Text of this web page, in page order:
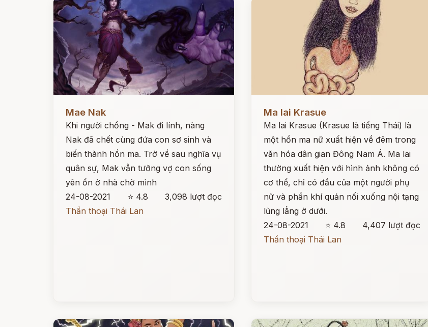
Mae Nak
Khi người chồng - Mak đi lính, nàng
Nak đã chết cùng đứa con sơ sinh và
biến thành hồn ma. Trở về sau nghĩa vụ
quân sự, Mak vẫn tưởng vợ con sống
yên ổn ở nhà chờ mình
24-08-2021
⭐ 4.8
3,098 lượt đọc
Thần thoại Thái Lan
Ma lai Krasue
Ma lai Krasue (Krasue là tiếng Thái) là
một hồn ma nữ xuất hiện về đêm trong
văn hóa dân gian Đông Nam Á. Ma lai
thường xuất hiện với hình ảnh không có
cơ thể, chỉ có đầu của một người phụ
nữ và phần khí quản nối xuống nội tạng
lủng lẳng ở dưới.
24-08-2021
⭐ 4.8
4,407 lượt đọc
Thần thoại Thái Lan